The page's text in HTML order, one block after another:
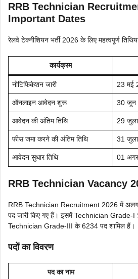
RRB Technician
Important Dates
रेलवे टेक्नीशियन भर्ती 2026 के लिए महत्वपूर्ण
कार्यक्रम
नोटिफिकेशन जारी 23 मई
ऑनलाइन आवेदन शुरू 30 जून
आवेदन की अंतिम तिथि 29
फीस जमा करने की अंतिम तिथि 31
आवेदन सुधार तिथि 01
RRB Technician Vacancy
RRB Technician Recruitment 2026 में
पद जारी किए गए हैं। इसमें Technician
Technician Grade-III के 6234 पद शामिल हैं।
पदों का विवरण
पद का नाम